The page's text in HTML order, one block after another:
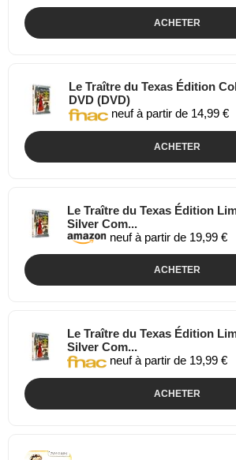
ACHETER
Le Traître du Texas Édition
DVD (DVD)
neuf à partir de 14,99 €
ACHETER
Le Traître du Texas Édition
Silver Com...
neuf à partir de 19,99 €
ACHETER
Le Traître du Texas Édition
Silver Com...
neuf à partir de 19,99 €
ACHETER